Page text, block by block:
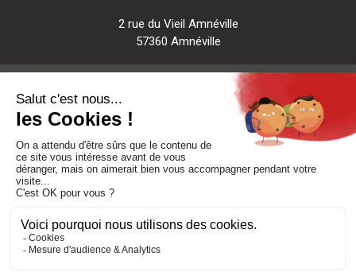
2 rue du Vieil Amnéville
57360 Amnéville
Besoin d'aide